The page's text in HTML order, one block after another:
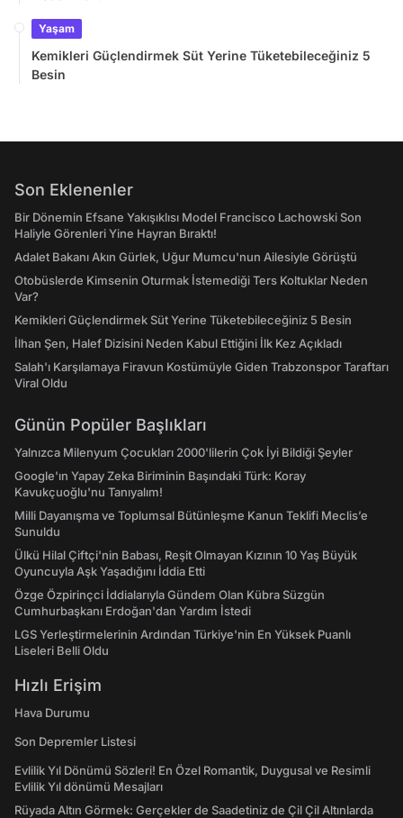
Yaşam
Kemikleri Güçlendirmek Süt Yerine Tüketebileceğiniz 5
Besin
Son Eklenenler
Bir Dönemin Efsane Yakışıklısı Model Francisco Lachowski Son
Haliyle Görenleri Yine Hayran Bıraktı!
Adalet Bakanı Akın Gürlek, Uğur Mumcu'nun Ailesiyle Görüştü
Otobüslerde Kimsenin Oturmak İstemediği Ters Koltuklar Neden
Var?
Kemikleri Güçlendirmek Süt Yerine Tüketebileceğiniz 5 Besin
İlhan Şen, Halef Dizisini Neden Kabul Ettiğini İlk Kez Açıkladı
Salah'ı Karşılamaya Firavun Kostümüyle Giden Trabzonspor Taraftarı
Viral Oldu
Günün Popüler Başlıkları
Yalnızca Milenyum Çocukları 2000'lilerin Çok İyi Bildiği Şeyler
Google'ın Yapay Zeka Biriminin Başındaki Türk: Koray
Kavukçuoğlu'nu Tanıyalım!
Milli Dayanışma ve Toplumsal Bütünleşme Kanun Teklifi Meclis’e
Sunuldu
Ülkü Hilal Çiftçi'nin Babası, Reşit Olmayan Kızının 10 Yaş Büyük
Oyuncuyla Aşk Yaşadığını İddia Etti
Özge Özpirinçci İddialarıyla Gündem Olan Kübra Süzgün
Cumhurbaşkanı Erdoğan'dan Yardım İstedi
LGS Yerleştirmelerinin Ardından Türkiye'nin En Yüksek Puanlı
Liseleri Belli Oldu
Hızlı Erişim
Hava Durumu
Son Depremler Listesi
Evlilik Yıl Dönümü Sözleri! En Özel Romantik, Duygusal ve Resimli
Evlilik Yıl dönümü Mesajları
Rüyada Altın Görmek: Gerçekler de Saadetiniz de Çil Çil Altınlarda